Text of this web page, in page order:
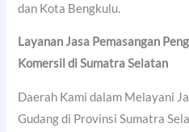
dan Kota Bengkulu.
Layanan Jasa Pemasangan
Komersil di Sumatra Selatan
Daerah Kami dalam Melayani
Gudang di Provinsi Sumatra